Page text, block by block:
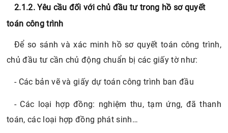
2.1.2. Yêu cầu đối với chủ đầu tư trong hồ sơ quyết
toán công trình
Để so sánh và xác minh hồ sơ quyết toán công trình,
chủ đầu tư cần chủ động chuẩn bị các giấy tờ như:
- Các bản vẽ và giấy dự toán công trình ban đầu
- Các loại hợp đồng: nghiệm thu, tạm ứng, đã thanh
toán, các loại hợp đồng phát sinh…